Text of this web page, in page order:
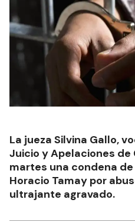
La jueza Silvina Gallo,
Juicio y Apelaciones
martes una condena
Horacio Tamay por
ultrajante agravado.